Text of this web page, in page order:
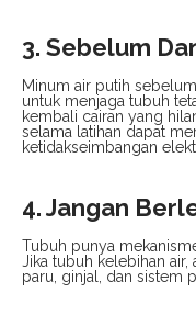
3. Sebelum
Minum air putih
untuk menjaga tubuh
kembali cairan yang
selama latihan dapat
ketidakseimbangan
4. Jangan
Tubuh punya
Jika tubuh kelebihan
paru, ginjal, dan sistem